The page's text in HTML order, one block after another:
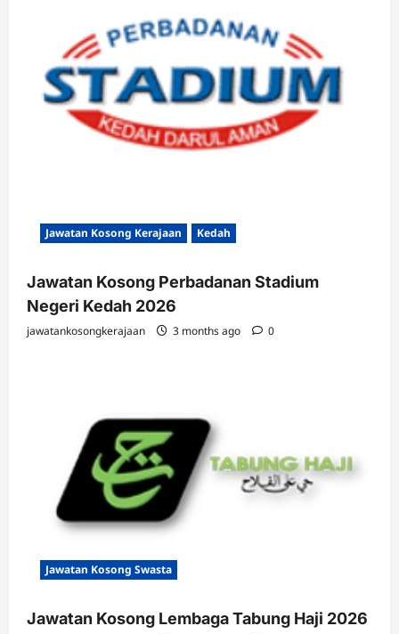
Jawatan Kosong Kerajaan Kedah
Jawatan Kosong Perbadanan Stadium
Negeri Kedah 2026
jawatankosongkerajaan 3 months ago 0
Jawatan Kosong Swasta
Jawatan Kosong Lembaga Tabung Haji 2026